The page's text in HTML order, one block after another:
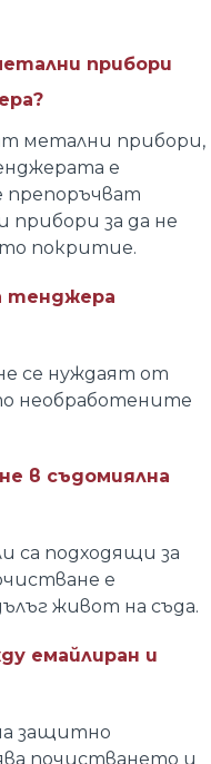
прибори
метални прибори,
е
препоръчват
прибори за да не
покритие.
тенджера
се нуждаят от
необработените
в съдомиялна
са подходящи за
е
живот на съда.
емайлиран и
защитно
почистването и